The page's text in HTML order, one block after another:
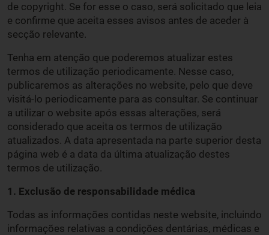
de copyright. Se for esse o caso, será solicitado que leia
e confirme que aceita esses avisos antes de aceder à
secção relevante.
Tenha em atenção que poderemos atualizar estes
termos de utilização periodicamente. Nesse caso,
publicaremos as alterações no website, pelo que deve
visitá-lo periodicamente para as consultar. Se continuar
a utilizar o website após essas alterações, será
considerado que aceita os termos de utilização
atualizados. A data apresentada na parte superior desta
página web é a data da última atualização destes
termos de utilização.
1. Exclusão de responsabilidade médica
Todas as informações contidas neste website, incluindo
informações relativas a condições dentárias, médicas e